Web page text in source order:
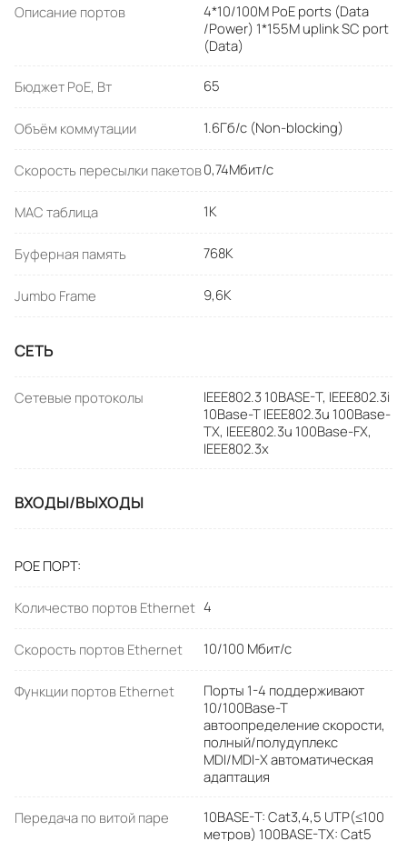
Описание портов
4*10/100M PoE ports (Data
/Power) 1*155M uplink SC port
(Data)
Бюджет PoE, Вт 65
Объём коммутации 1.6Гб/с (Non-blocking)
Скорость пересылки пакетов0,74Мбит/с
MAC таблица 1К
Буферная память 768К
Jumbo Frame 9,6К
СЕТЬ
Сетевые протоколы
IEEE802.3 10BASE-T, IEEE802.3i
10Base-T IEEE802.3u 100Base-
TX, IEEE802.3u 100Base-FX,
IEEE802.3x
ВХОДЫ/ВЫХОДЫ
POE ПОРТ
Количество портов Ethernet 4
Скорость портов Ethernet 10/100 Мбит/с
Функции портов Ethernet
Порты 1-4 поддерживают
10/100Base-T
автоопределение скорости,
полный/полудуплекс
MDI/MDI-X автоматическая
адаптация
Передача по витой паре
10BASE-T: Cat3,4,5 UTP(≤100
метров) 100BASE-TX: Cat5